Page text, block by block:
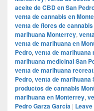
aceite de CBD en San
venta de cannabis en
venta de flores de
marihuana Monterrey,
venta de marihuana en
Pedro, venta de
marihuana medicinal San
venta de marihuana
Pedro, venta de marihuana
productos de cannabis
marihuana en Monterrey,
Pedro Garza García |